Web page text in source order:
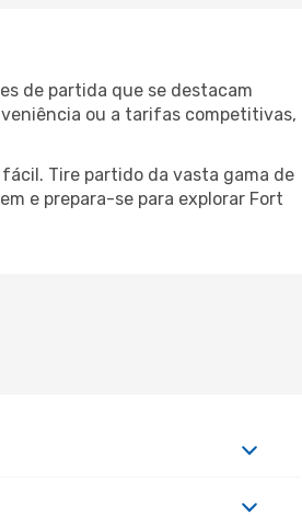
de partida que se destacam
ou a tarifas competitivas,
Tire partido da vasta gama de
e prepara-se para explorar Fort